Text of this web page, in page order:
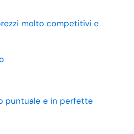
molto competitivi e
puntuale e in perfette